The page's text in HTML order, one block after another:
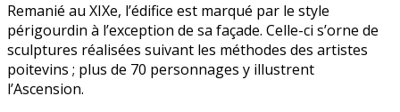
Remanié au XIXe, l’édifice est marqué par le style
périgourdin à l’exception de sa façade. Celle-ci s’orne de
sculptures réalisées suivant les méthodes des artistes
poitevins ; plus de 70 personnages y illustrent
l’Ascension.